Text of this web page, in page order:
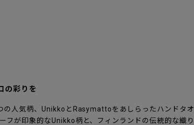
の彩りを
の人気柄、UnikkoとRasymattoをあしらったハンドタオ
フが印象的なUnikko柄と、フィンランドの伝統的な織り